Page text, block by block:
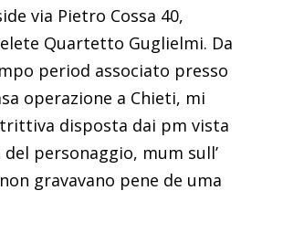
via Pietro Cossa 40,
Quartetto Guglielmi. Da
period associato presso
operazione a Chieti, mi
disposta dai pm vista
personaggio, mum sull’
gravavano pene de uma